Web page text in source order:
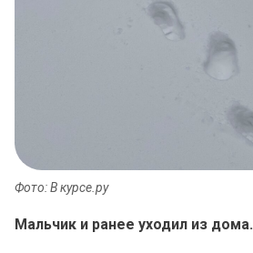
Фото: В курсе.ру
Мальчик и ранее уходил из дома.